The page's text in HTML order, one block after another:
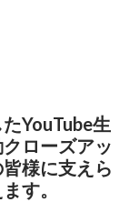
YouTube生
ローズアッ
様に支えら
す。